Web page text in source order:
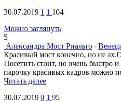
30.07.2019 1 1 104
Можно заглянуть
5
Александра Мост Риальто -
Красивый мост конечно, но не
Посетить стоит, но очень быстро
парочку красивых кадров можно
Читать далее
30.07.2019 0 1 95